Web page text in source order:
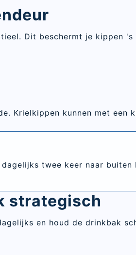
Dit beschermt je kippen 's
Krielkippen kunnen met een
twee keer naar buiten
strategisch
en houd de drinkbak